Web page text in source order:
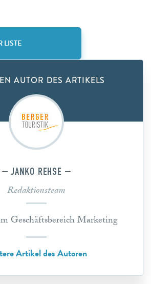
LISTE
AUTOR DES ARTIKELS
JANKO REHSE
Redaktionsteam
Geschäftsbereich Marketing
Artikel des Autoren